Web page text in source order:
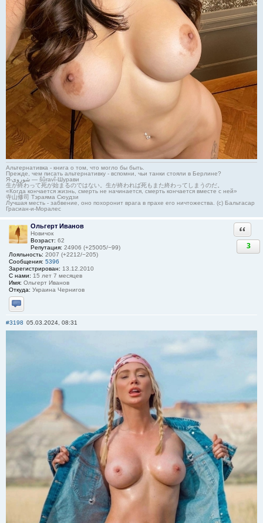
Альтернативка - книга о том, что могло бы быть.
Прежде, чем писать альтернативку - вспомни, чьи танки стояли в Берлине?
Я-شوروی — šûravî-Шурави
生が終わって死が始まるのではない。生が終われば死もまた終わってしまうのだ。
«Когда кончается жизнь, смерть не начинается, смерть кончается вместе с ней»
寺山修司 Тэраяма Сюудзи
Лучшая месть - забвение, оно похоронит врага в прахе его ничтожества. (с) Бальтасар
Грасиан-и-Моралес
Ольгерт Иванов
Новичок
Возраст: 62
Репутация: 24906 (+25005/−99)
Лояльность: 2007 (+2212/−205)
Сообщения: 5396
Зарегистрирован: 13.12.2010
С нами: 15 лет 7 месяцев
Имя: Ольгерт Иванов
Откуда: Украина Чернигов
Отправить личное сообщение
3
#3198 05.03.2024, 08:31